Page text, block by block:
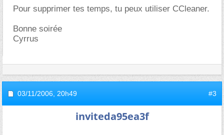
Pour supprimer tes temps, tu peux utiliser CCleaner.
Bonne soirée
Cyrrus
03/11/2006, 20h49 #3
inviteda95ea3f